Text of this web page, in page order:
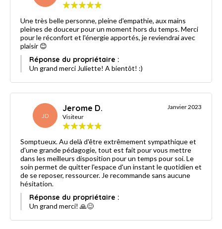
Une très belle personne, pleine d'empathie, aux mains
pleines de douceur pour un moment hors du temps. Merci
pour le réconfort et l'énergie apportés, je reviendrai avec
plaisir 😊
Réponse du propriétaire :
Un grand merci Juliette! A bientôt! :)
JD
Jerome D.
Visiteur
Janvier 2023
Somptueux. Au delà d'être extrêmement sympathique et
d'une grande pédagogie, tout est fait pour vous mettre
dans les meilleurs disposition pour un temps pour soi. Le
soin permet de quitter l'espace d'un instant le quotidien et
de se reposer, ressourcer. Je recommande sans aucune
hésitation.
Réponse du propriétaire :
Un grand merci! 🙏😊